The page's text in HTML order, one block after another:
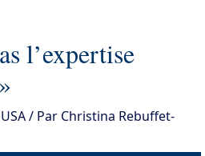
l’expertise
/ Par Christina Rebuffet-